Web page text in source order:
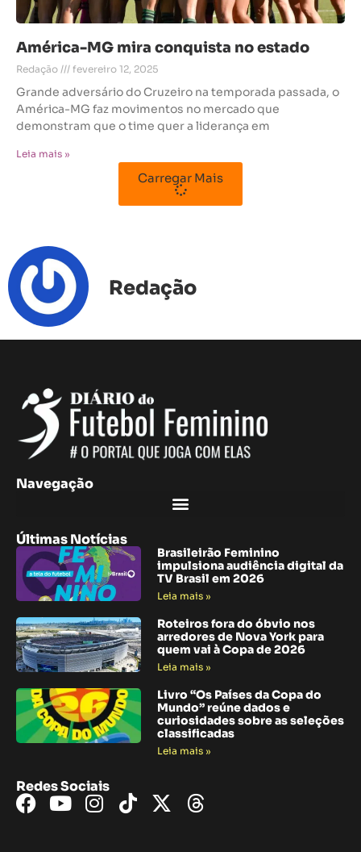
América-MG mira conquista no estado
Redação fevereiro 12, 2025
Grande adversário do Cruzeiro na temporada passada, o
América-MG faz movimentos no mercado que
demonstram que o time quer a liderança em
Leia mais »
Carregar Mais
Redação
Navegação
Últimas Notícias
Brasileirão Feminino
impulsiona audiência digital da
TV Brasil em 2026
Leia mais »
Roteiros fora do óbvio nos
arredores de Nova York para
quem vai à Copa de 2026
Leia mais »
Livro “Os Países da Copa do
Mundo” reúne dados e
curiosidades sobre as seleções
classificadas
Leia mais »
Redes Sociais